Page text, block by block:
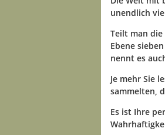
unendlich
Teilt man
Ebene
nennt es
Je mehr Sie
sammelten,
Es ist Ihre